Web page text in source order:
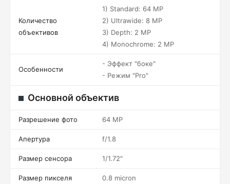
Количество
объективов
1) Standard: 64 MP
2) Ultrawide: 8 MP
3) Depth: 2 MP
4) Monochrome: 2 MP
Особенности
- Эффект "боке"
- Режим "Pro"
Основной объектив
Разрешение фото 64 MP
Апертура f/1.8
Размер сенсора 1/1.72"
Размер пикселя 0.8 micron